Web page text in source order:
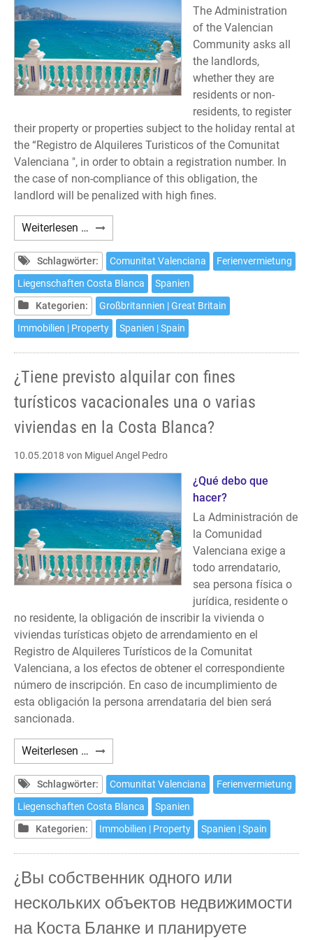
The Administration
of the Valencian
Community asks all
the landlords,
whether they are
residents or non-
residents, to register
their property or properties subject to the holiday rental at
the “Registro de Alquileres Turisticos of the Comunitat
Valenciana ", in order to obtain a registration number. In
the case of non-compliance of this obligation, the
landlord will be penalized with high fines.
Weiterlesen … Are
you
interested
in
renting
one
or
your
properties
at
the
Blanca
vacation
purposes?
Schlagwörter: Comunitat Valenciana
Ferienvermietung
Liegenschaften Costa Blanca
Spanien
Kategorien:
Großbritannien | Great Britain
Immobilien | Property
Spanien | Spain
¿Tiene previsto alquilar con fines
turísticos vacacionales una o varias
viviendas en la Costa Blanca?
10.05.2018 von Miguel Angel Pedro
¿Qué debo que
hacer?
La Administración de
la Comunidad
Valenciana exige a
todo arrendatario,
sea persona física o
jurídica, residente o
no residente, la obligación de inscribir la vivienda o
viviendas turísticas objeto de arrendamiento en el
Registro de Alquileres Turísticos de la Comunitat
Valenciana, a los efectos de obtener el correspondiente
número de inscripción. En caso de incumplimiento de
esta obligación la persona arrendataria del bien será
sancionada.
Weiterlesen … ¿Tiene
previsto
alquilar
con
fines
turísticos
vacacionales
o
varias
en
Schlagwörter: Comunitat Valenciana
Ferienvermietung
Liegenschaften Costa Blanca
Spanien
Kategorien:
Immobilien | Property Spanien | Spain
¿Вы собственник одного или
нескольких объектов недвижимости
на Коста Бланке и планируете